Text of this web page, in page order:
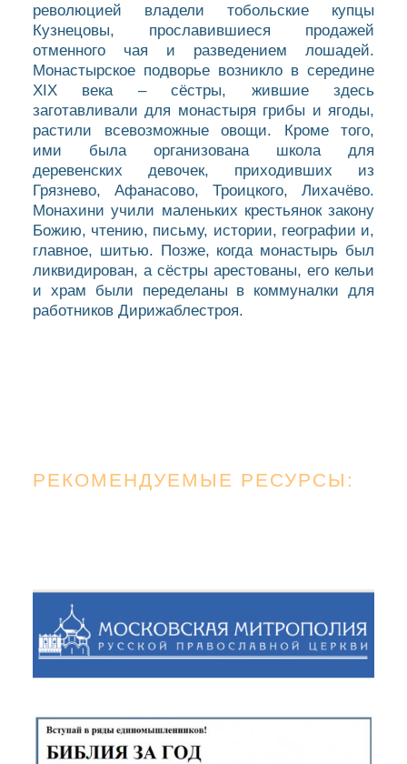
революцией владели тобольские купцы
Кузнецовы, прославившиеся продажей
отменного чая и разведением лошадей.
Монастырское подворье возникло в середине
XIX века – сёстры, жившие здесь
заготавливали для монастыря грибы и ягоды,
растили всевозможные овощи. Кроме того,
ими была организована школа для
деревенских девочек, приходивших из
Грязнево, Афанасово, Троицкого, Лихачёво.
Монахини учили маленьких крестьянок закону
Божию, чтению, письму, истории, географии и,
главное, шитью. Позже, когда монастырь был
ликвидирован, а сёстры арестованы, его кельи
и храм были переделаны в коммуналки для
работников Дирижаблестроя.
РЕКОМЕНДУЕМЫЕ РЕСУРСЫ: